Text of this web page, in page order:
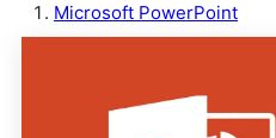
Microsoft PowerPoint